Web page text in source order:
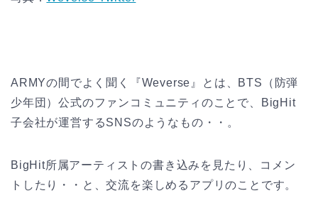
ARMYの間でよく聞く『Weverse』とは、BTS（防弾
少年団）公式のファンコミュニティのことで、BigHit
子会社が運営するSNSのようなもの・・。
BigHit所属アーティストの書き込みを見たり、コメン
トしたり・・と、交流を楽しめるアプリのことです。